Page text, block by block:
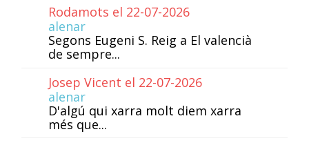
Rodamots el 22-07-2026
alenar
Segons Eugeni S. Reig a El valencià
de sempre...
Josep Vicent el 22-07-2026
alenar
D'algú qui xarra molt diem xarra
més que...